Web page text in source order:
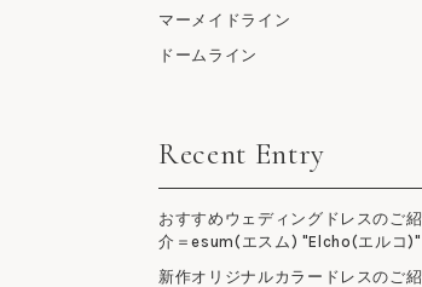
マーメイドライン
ドームライン
Recent Entry
おすすめウェディングドレスのご紹
介＝esum(エスム) "Elcho(エルコ)"
新作オリジナルカラードレスのご紹